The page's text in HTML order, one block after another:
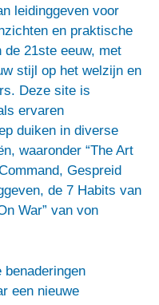
leidinggeven voor
en praktische
de 21ste eeuw, met
stijl op het welzijn en
Deze site is
ervaren
duiken in diverse
waaronder “The Art
Gespreid
de 7 Habits van
War” van von
een nieuwe